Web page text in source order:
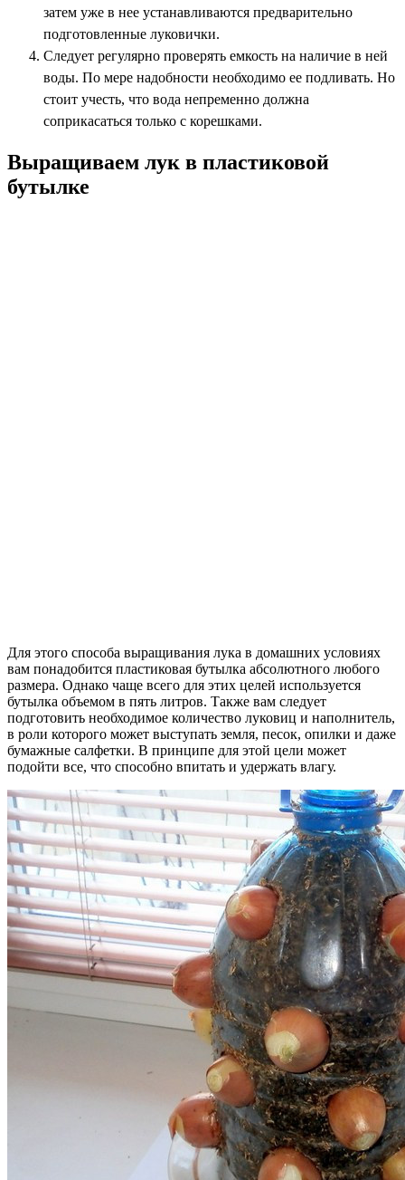
затем уже в нее устанавливаются предварительно
подготовленные луковички.
Следует регулярно проверять емкость на наличие в ней
воды. По мере надобности необходимо ее подливать. Но
стоит учесть, что вода непременно должна
соприкасаться только с корешками.
Выращиваем лук в пластиковой
бутылке
Для этого способа выращивания лука в домашних условиях
вам понадобится пластиковая бутылка абсолютного любого
размера. Однако чаще всего для этих целей используется
бутылка объемом в пять литров. Также вам следует
подготовить необходимое количество луковиц и наполнитель,
в роли которого может выступать земля, песок, опилки и даже
бумажные салфетки. В принципе для этой цели может
подойти все, что способно впитать и удержать влагу.